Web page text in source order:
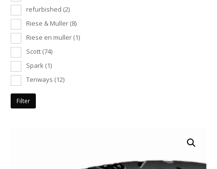
refurbished (2)
Riese & Muller (8)
Riese en muller (1)
Scott (74)
Spark (1)
Tenways (12)
Filter